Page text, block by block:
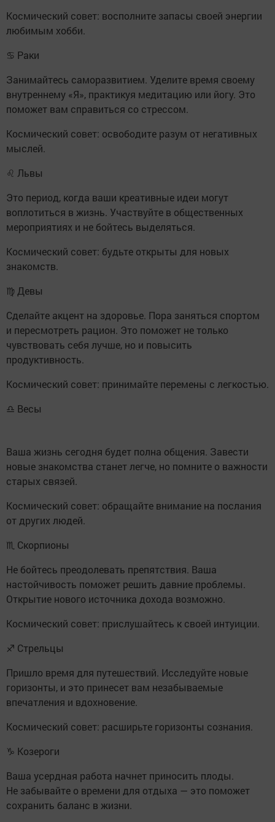
Космический совет: восполните запасы своей энергии
любимым хобби.
♋ Раки
Занимайтесь саморазвитием. Уделите время своему
внутреннему «Я», практикуя медитацию или йогу. Это
поможет вам справиться со стрессом.
Космический совет: освободите разум от негативных
мыслей.
♌ Львы
Это период, когда ваши креативные идеи могут
воплотиться в жизнь. Участвуйте в общественных
мероприятиях и не бойтесь выделяться.
Космический совет: будьте открыты для новых
знакомств.
♍ Девы
Сделайте акцент на здоровье. Пора заняться спортом
и пересмотреть рацион. Это поможет не только
чувствовать себя лучше, но и повысить
продуктивность.
Космический совет: принимайте перемены с легкостью.
♎ Весы
Ваша жизнь сегодня будет полна общения. Завести
новые знакомства станет легче, но помните о важности
старых связей.
Космический совет: обращайте внимание на послания
от других людей.
♏ Скорпионы
Не бойтесь преодолевать препятствия. Ваша
настойчивость поможет решить давние проблемы.
Открытие нового источника дохода возможно.
Космический совет: прислушайтесь к своей интуиции.
♐ Стрельцы
Пришло время для путешествий. Исследуйте новые
горизонты, и это принесет вам незабываемые
впечатления и вдохновение.
Космический совет: расширьте горизонты сознания.
♑ Козероги
Ваша усердная работа начнет приносить плоды.
Не забывайте о времени для отдыха — это поможет
сохранить баланс в жизни.